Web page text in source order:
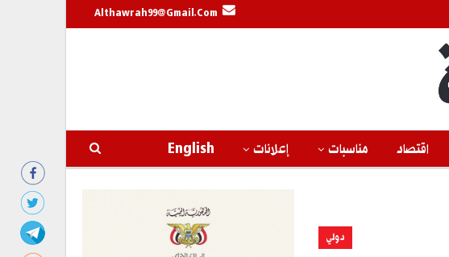
Althawrah99@gmail.com
اقتصاد مناسبات إعلانات English
دولي